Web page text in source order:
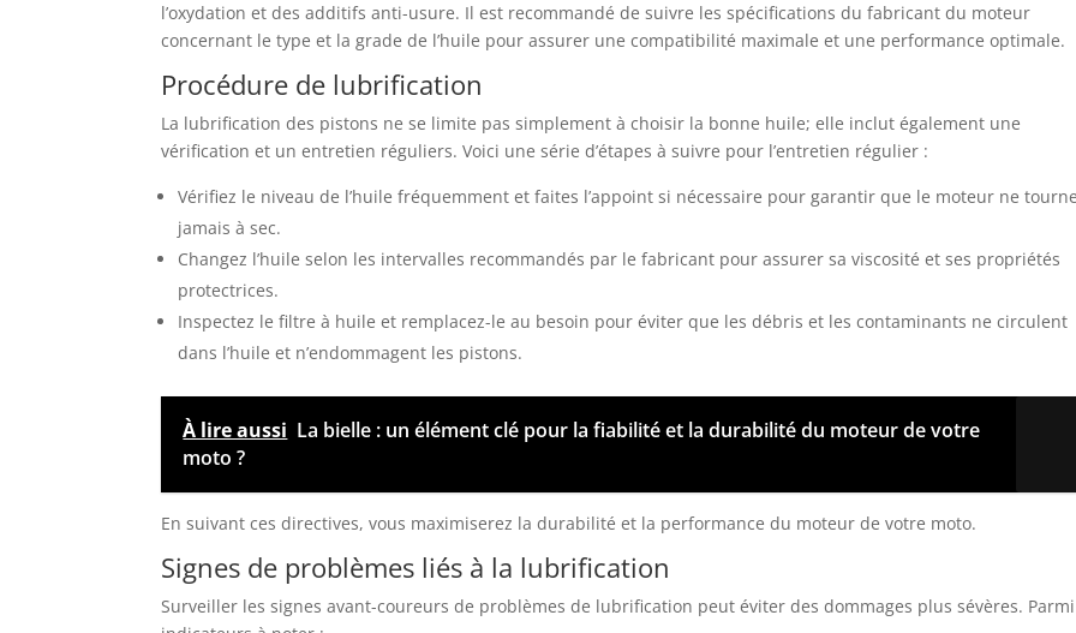
l’oxydation et des additifs anti-usure. Il est recommandé de suivre les spécifications du fabricant du moteur
concernant le type et la grade de l’huile pour assurer une compatibilité maximale et une performance optimale.
Procédure de lubrification
La lubrification des pistons ne se limite pas simplement à choisir la bonne huile; elle inclut également une
vérification et un entretien réguliers. Voici une série d’étapes à suivre pour l’entretien régulier :
Vérifiez le niveau de l’huile fréquemment et faites l’appoint si nécessaire pour garantir que le moteur ne
jamais à sec.
Changez l’huile selon les intervalles recommandés par le fabricant pour assurer sa viscosité et ses propriétés
protectrices.
Inspectez le filtre à huile et remplacez-le au besoin pour éviter que les débris et les contaminants ne circulent
dans l’huile et n’endommagent les pistons.
À lire aussi La bielle : un élément clé pour la fiabilité et la durabilité du moteur de votre
moto ?
En suivant ces directives, vous maximiserez la durabilité et la performance du moteur de votre moto.
Signes de problèmes liés à la lubrification
Surveiller les signes avant-coureurs de problèmes de lubrification peut éviter des dommages plus sévères.